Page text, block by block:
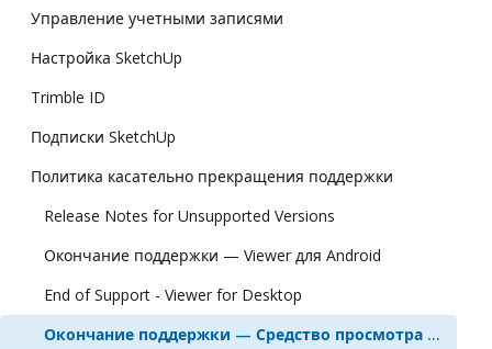
Управление учетными записями
Настройка SketchUp
Trimble ID
Подписки SketchUp
Политика касательно прекращения поддержки
Release Notes for Unsupported Versions
Окончание поддержки — Viewer для Android
End of Support - Viewer for Desktop
Окончание поддержки — Средство просмотра SketchUp для Meta Quest